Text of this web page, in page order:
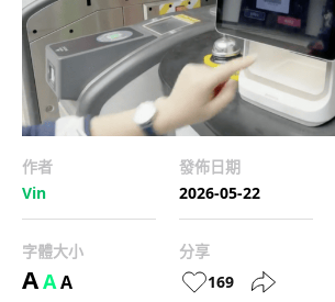
作者
Vin
發佈日期
2026-05-22
字體大小
AAA
分享
169